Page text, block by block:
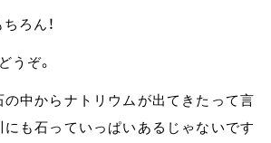
ろん！
うぞ。
中からナトリウムが出てきたって言
にも石っていっぱいあるじゃないです